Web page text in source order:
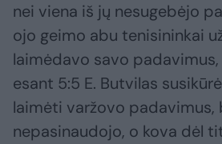
nei viena iš jų nesugebėjo
ojo geimo abu tenisininkai
laimėdavo savo
esant 5:5 E. Butvilas
laimėti varžovo padavimus,
nepasinaudojo, o kova dėl